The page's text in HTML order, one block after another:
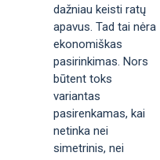
dažniau keisti ratų
apavus. Tad tai nėra
ekonomiškas
pasirinkimas. Nors
būtent toks
variantas
pasirenkamas, kai
netinka nei
simetrinis, nei